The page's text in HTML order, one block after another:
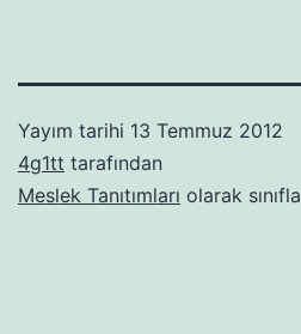
Yayım tarihi 13 Temmuz 2012
4g1tt tarafından
Meslek Tanıtımları olarak